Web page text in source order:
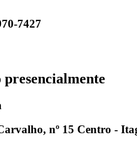
7427
nº 15 Centro -